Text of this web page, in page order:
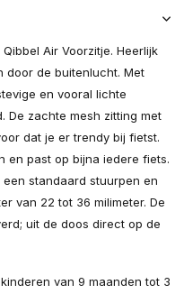
Air Voorzitje. Heerlijk
door de buitenlucht. Met
en vooral lichte
De zachte mesh zitting met
dat je er trendy bij fietst.
en past op bijna iedere fiets.
standaard stuurpen en
van 22 tot 36 milimeter. De
uit de doos direct op de
van 9 maanden tot 3